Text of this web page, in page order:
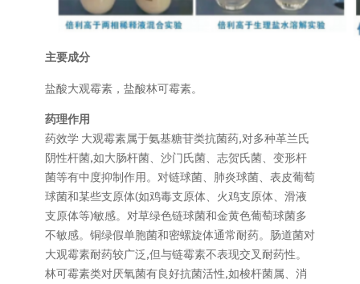
主要成分
盐酸大观霉素，盐酸林可霉素。
药理作用
药效学 大观霉素属于氨基糖苷类抗菌药,对多种革兰氏
阴性杆菌,如大肠杆菌、沙门氏菌、志贺氏菌、变形杆
菌等有中度抑制作用。对链球菌、肺炎球菌、表皮葡萄
球菌和某些支原体(如鸡毒支原体、火鸡支原体、滑液
支原体等)敏感。对草绿色链球菌和金黄色葡萄球菌多
不敏感。铜绿假单胞菌和密螺旋体通常耐药。肠道菌对
大观霉素耐药较广泛,但与链霉素不表现交叉耐药性。
林可霉素类对厌氧菌有良好抗菌活性,如梭杆菌属、消